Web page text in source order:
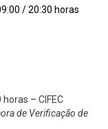
/ 20:30 horas
– CIFEC
de Verificação de